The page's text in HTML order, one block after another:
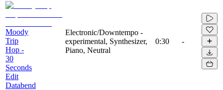
Moody
Trip
Hop -
30
Seconds
Edit
Databend
Electronic/Downtempo -
experimental, Synthesizer,
Piano, Neutral
0:30 -